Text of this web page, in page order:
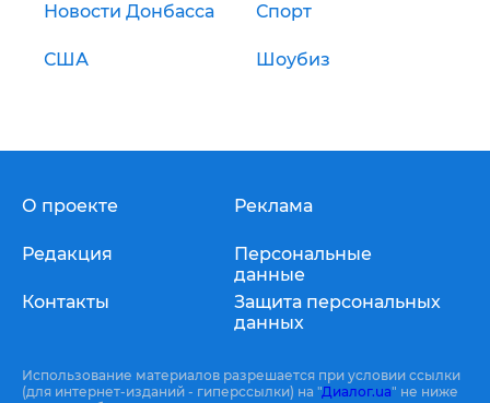
Новости Донбасса Спорт
США Шоубиз
О проекте
Редакция
Контакты
Реклама
Персональные
данные
Защита персональных
данных
Использование материалов разрешается при условии ссылки
(для интернет-изданий - гиперссылки) на "Диалог.ua" не ниже